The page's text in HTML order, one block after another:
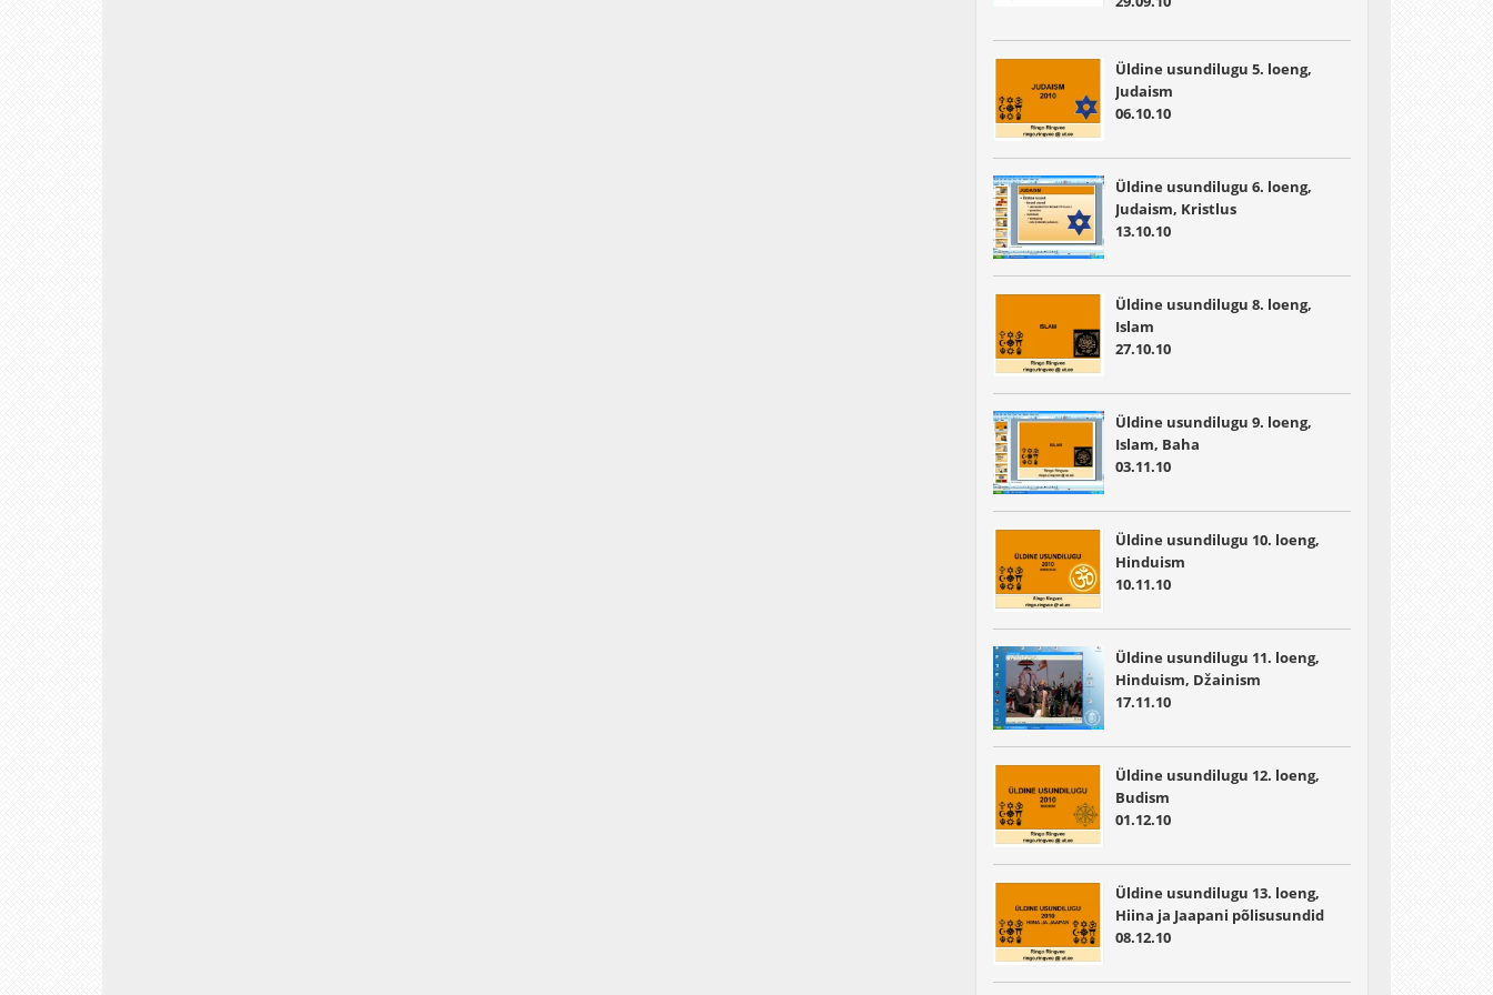
Üldine usundilugu 5. loeng,
Judaism
06.10.10
Üldine usundilugu 6. loeng,
Judaism, Kristlus
13.10.10
Üldine usundilugu 8. loeng,
Islam
27.10.10
Üldine usundilugu 9. loeng,
Islam, Baha
03.11.10
Üldine usundilugu 10. loeng,
Hinduism
10.11.10
Üldine usundilugu 11. loeng,
Hinduism, Džainism
17.11.10
Üldine usundilugu 12. loeng,
Budism
01.12.10
Üldine usundilugu 13. loeng,
Hiina ja Jaapani põlisusundid
08.12.10